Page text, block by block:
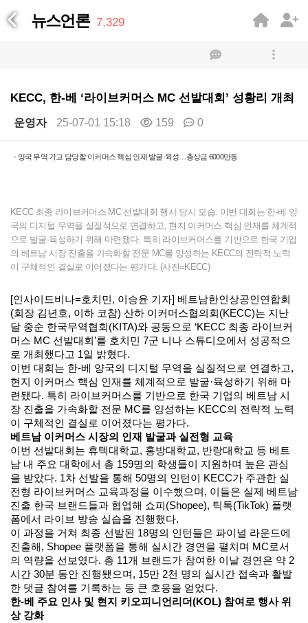
뉴스언론 7,329
KECC, 한-베 ‘라이브커머스 MC 선발대회’ 성황리 개최
운영자 25-07-01 15:18 159 0
본문
- 양국 무역 가교 담당할 이커머스 핵심 인재 발굴·육성…총상금 6000만동
KECC 최종 라이브커머스 MC 선발대회 행사 당시 모습. 이번 대회는 한-베 양
국의 디지털 무역을 실질적으로 연결하고, 현지 이커머스 핵심 인재를 체계적
으로 발굴·육성하기 위해 마련됐다. 특히 라이브커머스를 기반으로 한국 기업
의 베트남 시장 진출을 가속화할 전문 MC를 양성하는 KECC의 전략적 노력
이 구체적인 결실로 이어졌다는 평가다. (사진=KECC)
[인사이드비나=호치민, 이승윤 기자] 베트남한인상공인연합회
(회장 김년호, 이하 코참) 산하 이커머스협의회(KECC)는 지난
달 중순 한국무역협회(KITA)와 공동으로 ‘KECC 최종 라이브커
머스 MC 선발대회’를 호치민 7군 니나 스튜디오에서 성공적으
로 개최했다고 1일 밝혔다.
이번 대회는 한-베 양국의 디지털 무역을 실질적으로 연결하고,
현지 이커머스 핵심 인재를 체계적으로 발굴·육성하기 위해 마
련됐다. 특히 라이브커머스를 기반으로 한국 기업의 베트남 시
장 진출을 가속화할 전문 MC를 양성하는 KECC의 전략적 노력
이 구체적인 결실로 이어졌다는 평가다.
베트남 이커머스 시장의 인재 발굴과 실전형 교육
이번 선발대회는 휴텍대학교, 홍방대학교, 반랑대학교 등 베트
남 내 주요 대학에서 총 159명의 학생들이 지원하며 높은 관심
을 받았다. 1차 선발을 통해 50명의 인턴이 KECC가 주관한 실
전형 라이브커머스 교육과정을 이수했으며, 이들은 실제 베트남
진출 한국 브랜드들과 협업해 쇼피(Shopee), 틱톡(TikTok) 플랫
폼에서 라이브 방송 실습을 진행했다.
이 과정을 거쳐 최종 선발된 18명의 인턴들은 파이널 라운드에
진출해, Shopee 플랫폼을 통해 실시간 경연을 펼치며 MC로서
의 역량을 선보였다. 총 11개 브랜드가 참여한 이날 경연은 약 2
시간 30분 동안 진행됐으며, 15만 2천 명의 실시간 접속과 활발
한 댓글 참여를 기록하는 등 큰 호응을 얻었다.
한-베 주요 인사 및 현지 키오피니언리더(KOL) 참여로 행사 위
상 강화